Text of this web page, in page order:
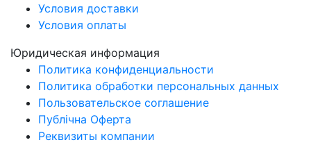
Условия доставки
Условия оплаты
Юридическая информация
Политика конфиденциальности
Политика обработки персональных данных
Пользовательское соглашение
Публічна Оферта
Реквизиты компании